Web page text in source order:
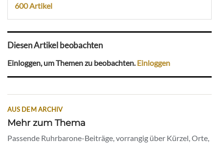
600 Artikel
Diesen Artikel beobachten
Einloggen, um Themen zu beobachten.Einloggen
AUS DEM ARCHIV
Mehr zum Thema
Passende Ruhrbarone-Beiträge, vorrangig über Kürzel, Orte,